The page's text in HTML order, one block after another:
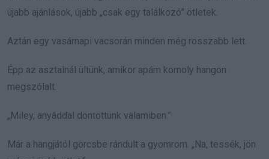
újabb ajánlások, újabb „csak egy találkozó” ötletek.
Aztán egy vasárnapi vacsorán minden még rosszabb lett.
Épp az asztalnál ültünk, amikor apám komoly hangon
megszólalt.
„Miley, anyáddal döntöttünk valamiben.”
Már a hangjától görcsbe rándult a gyomrom. „Na, tessék, jön